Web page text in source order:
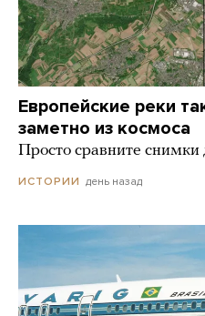
Европейские реки
заметно из космоса
Просто сравните снимки
ИСТОРИИ день назад